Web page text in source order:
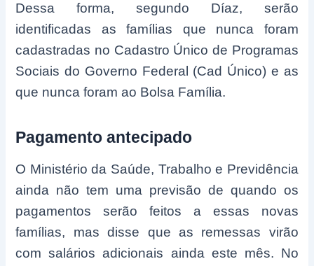
Dessa forma, segundo Díaz, serão
identificadas as famílias que nunca foram
cadastradas no Cadastro Único de Programas
Sociais do Governo Federal (Cad Único) e as
que nunca foram ao Bolsa Família.
Pagamento antecipado
O Ministério da Saúde, Trabalho e Previdência
ainda não tem uma previsão de quando os
pagamentos serão feitos a essas novas
famílias, mas disse que as remessas virão
com salários adicionais ainda este mês. No